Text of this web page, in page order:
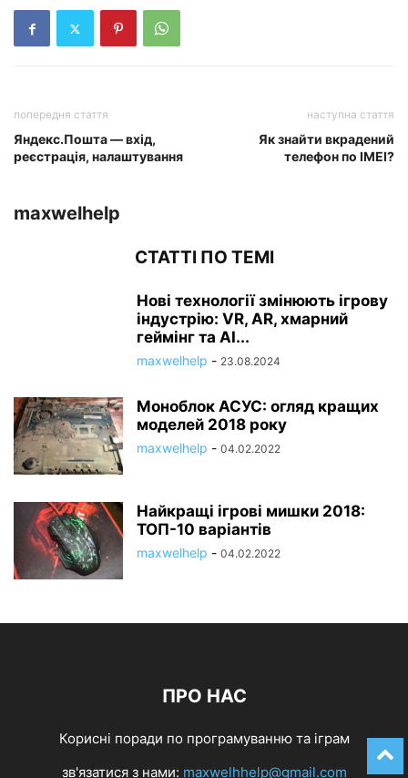
попередня стаття
Яндекс.Пошта — вхід,
реєстрація, налаштування
наступна стаття
Як знайти вкрадений
телефон по IMEI?
maxwelhelp
СТАТТІ ПО ТЕМІ
Нові технології змінюють ігрову
індустрію: VR, AR, хмарний
геймінг та AI...
maxwelhelp - 23.08.2024
Моноблок АСУС: огляд кращих
моделей 2018 року
maxwelhelp - 04.02.2022
Найкращі ігрові мишки 2018:
ТОП-10 варіантів
maxwelhelp - 04.02.2022
ПРО НАС
Корисні поради по програмуванню та іграм
зв'язатися з нами: maxwelhhelp@gmail.com